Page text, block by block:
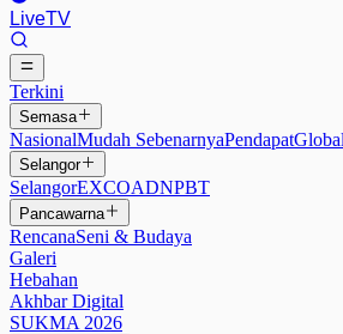
LiveTV
Terkini
Semasa
NasionalMudah SebenarnyaPendapatGlobal
Selangor
SelangorEXCOADNPBT
Pancawarna
RencanaSeni & Budaya
Galeri
Hebahan
Akhbar Digital
SUKMA 2026